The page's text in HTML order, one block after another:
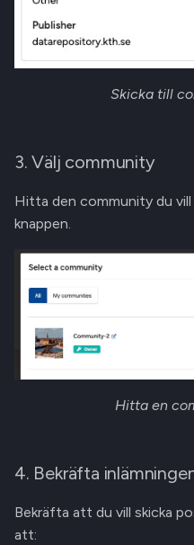
Skicka till
3. Välj community
Hitta den community du vill
knappen.
Hitta en
4. Bekräfta
Bekräfta att du vill skicka
att: